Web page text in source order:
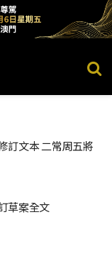
訂文本 二常周五將
草案全文